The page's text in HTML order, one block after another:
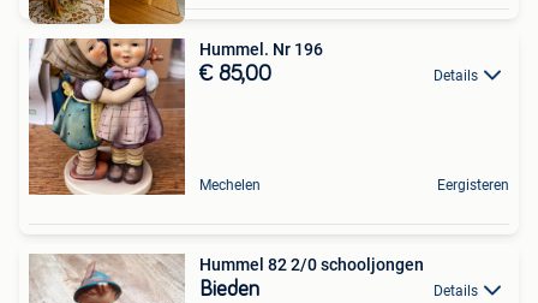
Hummel. Nr 196
€ 85,00 Details
Mechelen Eergisteren
Hummel 82 2/0 schooljongen
Bieden Details